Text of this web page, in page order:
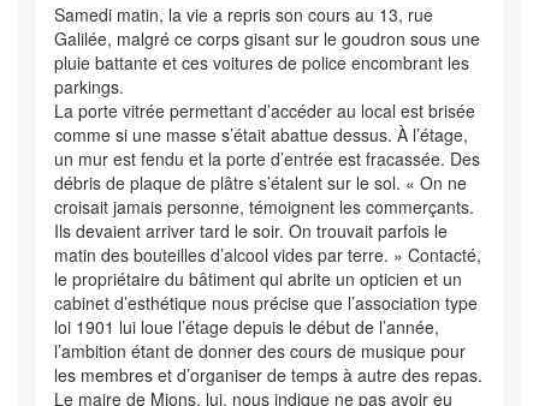
Samedi matin, la vie a repris son cours au 13, rue
Galilée, malgré ce corps gisant sur le goudron sous une
pluie battante et ces voitures de police encombrant les
parkings.
La porte vitrée permettant d’accéder au local est brisée
comme si une masse s’était abattue dessus. À l’étage,
un mur est fendu et la porte d’entrée est fracassée. Des
débris de plaque de plâtre s’étalent sur le sol. « On ne
croisait jamais personne, témoignent les commerçants.
Ils devaient arriver tard le soir. On trouvait parfois le
matin des bouteilles d’alcool vides par terre. » Contacté,
le propriétaire du bâtiment qui abrite un opticien et un
cabinet d’esthétique nous précise que l’association type
loi 1901 lui loue l’étage depuis le début de l’année,
l’ambition étant de donner des cours de musique pour
les membres et d’organiser de temps à autre des repas.
Le maire de Mions, lui, nous indique ne pas avoir eu